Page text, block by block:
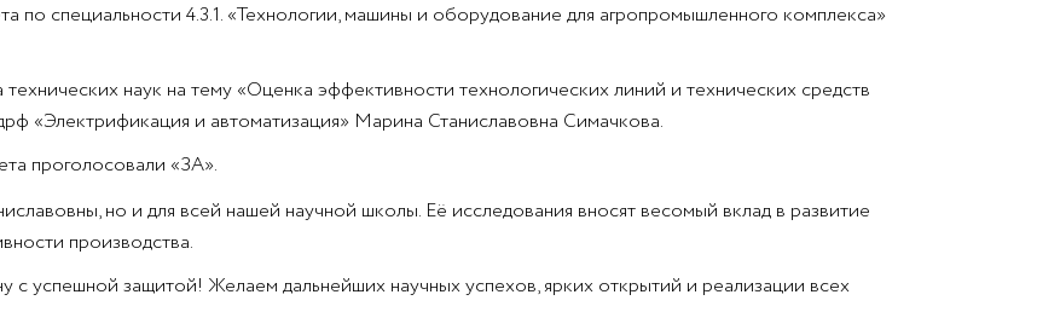
по специальности 4.3.1. «Технологии, машины и оборудование для агропромышленного комплекса»
наук на тему «Оценка эффективности технологических линий и технических средств
«Электрификация и автоматизация» Марина Станиславовна Симачкова.
проголосовали «ЗА».
но и для всей нашей научной школы. Её исследования вносят весомый вклад в развитие
производства.
с успешной защитой! Желаем дальнейших научных успехов, ярких открытий и реализации всех